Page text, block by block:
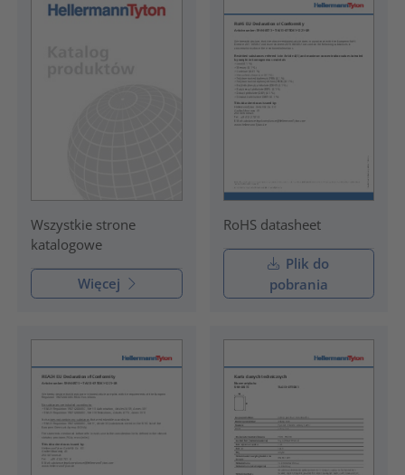
Wszystkie strone
katalogowe
Więcej
RoHS datasheet
Plik do
pobrania